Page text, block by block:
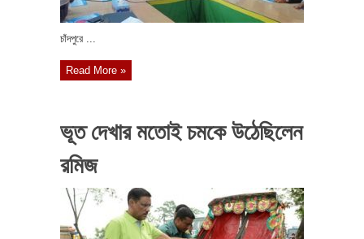
চাঁদপুরে ...
Read More »
ভূত দেখার মতোই চমকে উঠেছিলেন
রমিজ